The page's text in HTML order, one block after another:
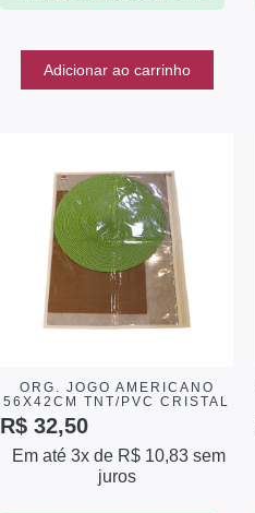
Adicionar ao carrinho
ORG. JOGO AMERICANO
56X42CM TNT/PVC CRISTAL
R$ 32,50
Em até 3x de R$ 10,83 sem
juros